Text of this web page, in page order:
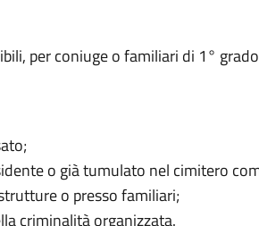
per coniuge o familiari di 1°
o già tumulato nel cimitero
o presso familiari;
criminalità organizzata.